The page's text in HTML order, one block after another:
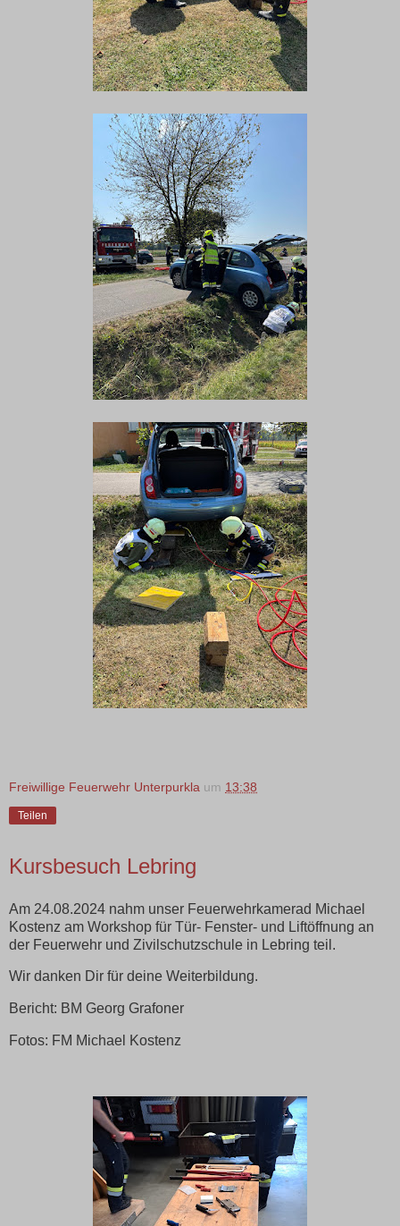
Freiwillige Feuerwehr Unterpurkla um 13:38
Teilen
Kursbesuch Lebring
Am 24.08.2024 nahm unser Feuerwehrkamerad Michael
Kostenz am Workshop für Tür- Fenster- und Liftöffnung an
der Feuerwehr und Zivilschutzschule in Lebring teil.
Wir danken Dir für deine Weiterbildung.
Bericht: BM Georg Grafoner
Fotos: FM Michael Kostenz